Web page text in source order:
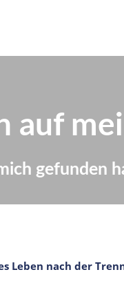
auf
gefunden
Leben nach der